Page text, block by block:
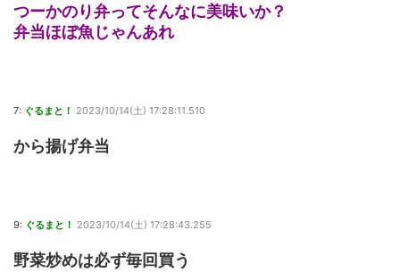
つーかのり弁ってそんなに美味いか？
弁当ほぼ魚じゃんあれ
7: ぐるまと！ 2023/10/14(土) 17:28:11.510
から揚げ弁当
9: ぐるまと！ 2023/10/14(土) 17:28:43.255
野菜炒めは必ず毎回買う